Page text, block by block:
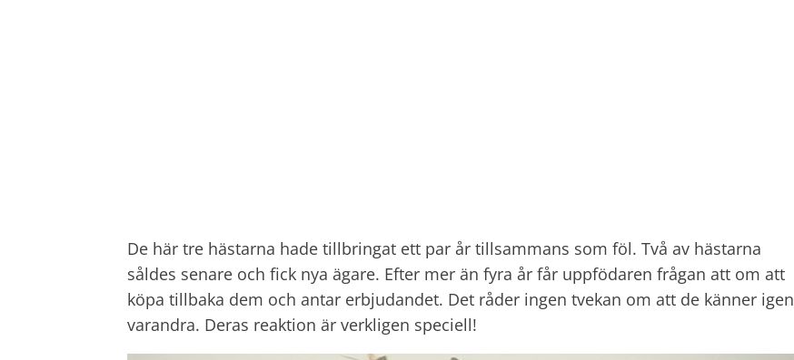
De här tre hästarna hade tillbringat ett par år tillsammans som föl. Två av hästarna
såldes senare och fick nya ägare. Efter mer än fyra år får uppfödaren frågan att om att
köpa tillbaka dem och antar erbjudandet. Det råder ingen tvekan om att de känner igen
varandra. Deras reaktion är verkligen speciell!